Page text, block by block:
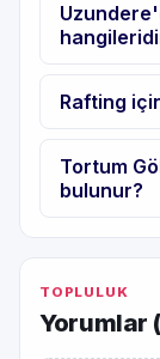
Rafting
Tortum
bulunur?
TOPLULUK
Yorumlar (